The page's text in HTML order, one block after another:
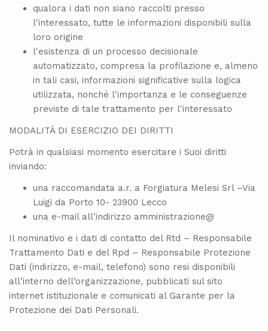
qualora i dati non siano raccolti presso
l'interessato, tutte le informazioni disponibili sulla
loro origine
l'esistenza di un processo decisionale
automatizzato, compresa la profilazione e, almeno
in tali casi, informazioni significative sulla logica
utilizzata, nonché l'importanza e le conseguenze
previste di tale trattamento per l'interessato
MODALITÀ DI ESERCIZIO DEI DIRITTI
Potrà in qualsiasi momento esercitare i Suoi diritti
inviando:
una raccomandata a.r. a Forgiatura Melesi Srl –Via
Luigi da Porto 10- 23900 Lecco
una e-mail all’indirizzo amministrazione@
Il nominativo e i dati di contatto del Rtd – Responsabile
Trattamento Dati e del Rpd – Responsabile Protezione
Dati (indirizzo, e-mail, telefono) sono resi disponibili
all’interno dell’organizzazione, pubblicati sul sito
internet istituzionale e comunicati al Garante per la
Protezione dei Dati Personali.